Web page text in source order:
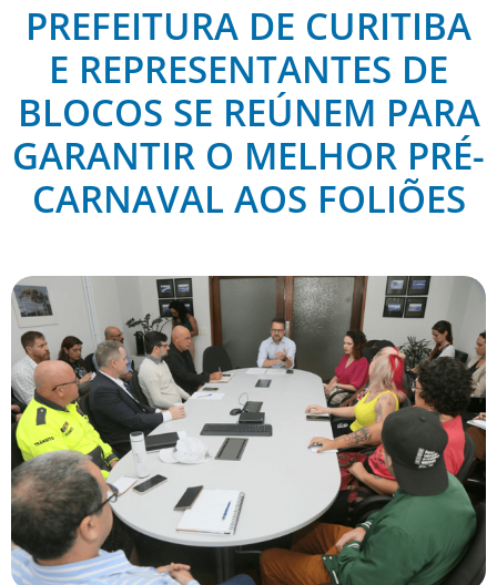
PREFEITURA DE CURITIBA
E REPRESENTANTES DE
BLOCOS SE REÚNEM PARA
GARANTIR O MELHOR PRÉ-
CARNAVAL AOS FOLIÕES